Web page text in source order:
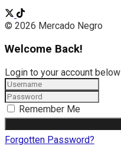
© 2026 Mercado Negro
Welcome Back!
Login to your account below
Remember Me
Forgotten Password?